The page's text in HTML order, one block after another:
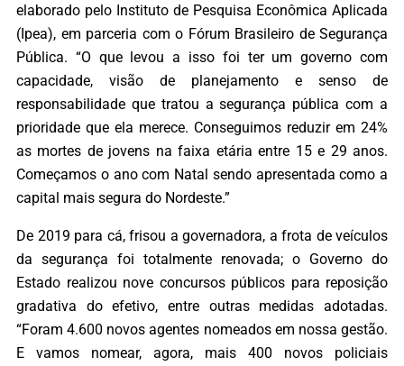
elaborado pelo Instituto de Pesquisa Econômica Aplicada
(Ipea), em parceria com o Fórum Brasileiro de Segurança
Pública. “O que levou a isso foi ter um governo com
capacidade, visão de planejamento e senso de
responsabilidade que tratou a segurança pública com a
prioridade que ela merece. Conseguimos reduzir em 24%
as mortes de jovens na faixa etária entre 15 e 29 anos.
Começamos o ano com Natal sendo apresentada como a
capital mais segura do Nordeste.”
De 2019 para cá, frisou a governadora, a frota de veículos
da segurança foi totalmente renovada; o Governo do
Estado realizou nove concursos públicos para reposição
gradativa do efetivo, entre outras medidas adotadas.
“Foram 4.600 novos agentes nomeados em nossa gestão.
E vamos nomear, agora, mais 400 novos policiais